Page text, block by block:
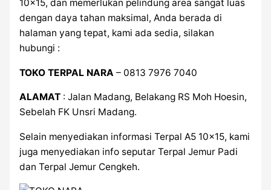
10×15, dan memerlukan pelindung area sangat luas
dengan daya tahan maksimal, Anda berada di
halaman yang tepat, kami ada sedia, silakan
hubungi :
TOKO TERPAL NARA – 0813 7976 7040
ALAMAT: Jalan Madang, Belakang RS Moh Hoesin,
Sebelah FK Unsri Madang.
Selain menyediakan informasi Terpal A5 10×15, kami
juga menyediakan info seputar Terpal Jemur Padi
dan Terpal Jemur Cengkeh.